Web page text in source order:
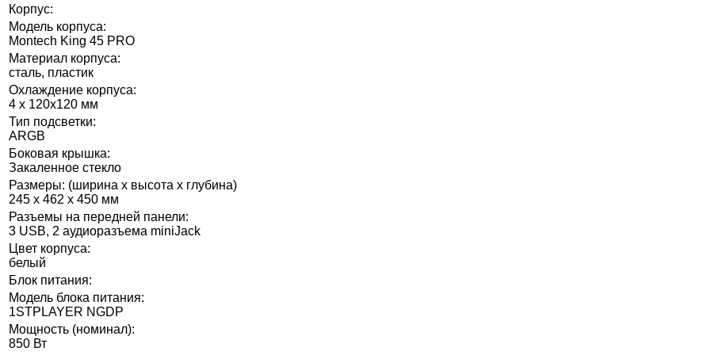
Корпус:
Модель корпуса:
Montech King 45 PRO
Материал корпуса:
сталь, пластик
Охлаждение корпуса:
4 x 120x120 мм
Тип подсветки:
ARGB
Боковая крышка:
Закаленное стекло
Размеры: (ширина x высота x глубина)
245 x 462 x 450 мм
Разъемы на передней панели:
3 USB, 2 аудиоразъема miniJack
Цвет корпуса:
белый
Блок питания:
Модель блока питания:
1STPLAYER NGDP
Мощность (номинал):
850 Вт